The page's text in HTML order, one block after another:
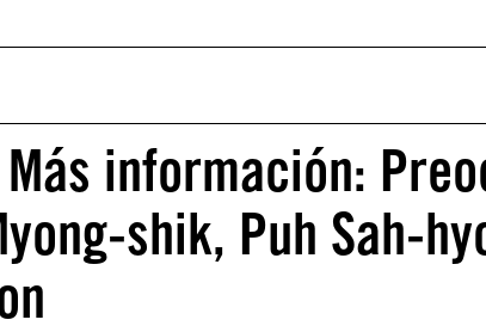
información:
shik, Puh Sah-